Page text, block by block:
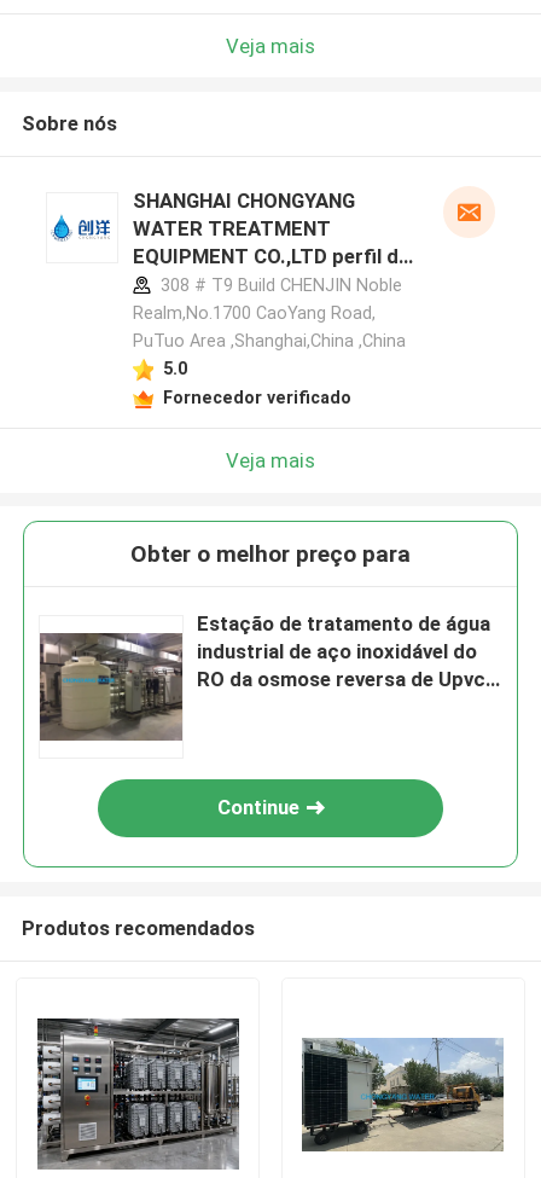
Veja mais
Sobre nós
SHANGHAI CHONGYANG
WATER TREATMENT
EQUIPMENT CO.,LTD perfil do
fabricante
308 # T9 Build CHENJIN Noble
Realm,No.1700 CaoYang Road,
PuTuo Area ,Shanghai,China ,China
5.0
Fornecedor verificado
Veja mais
Obter o melhor preço para
Estação de tratamento de água
industrial de aço inoxidável do
RO da osmose reversa de Upvc
Continue
Produtos recomendados